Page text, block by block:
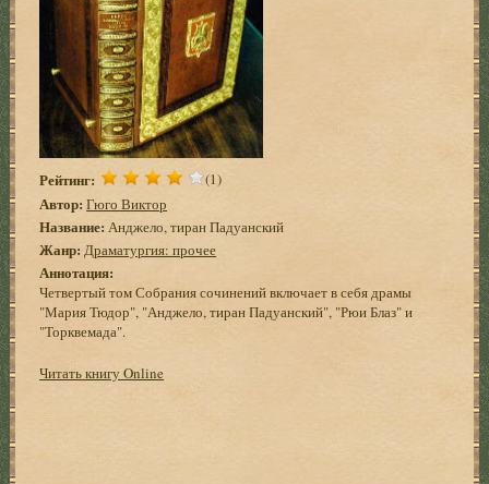
Рейтинг: (1)
Автор: Гюго Виктор
Название: Анджело, тиран Падуанский
Жанр: Драматургия: прочее
Аннотация:
Четвертый том Собрания сочинений включает в себя драмы
"Мария Тюдор", "Анджело, тиран Падуанский", "Рюи Блаз" и
"Торквемада".
Читать книгу Online